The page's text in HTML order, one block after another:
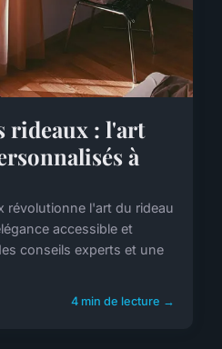
rideaux : l'art
à
révolutionne l'art du rideau
accessible et
conseils experts et une
4 min de lecture →